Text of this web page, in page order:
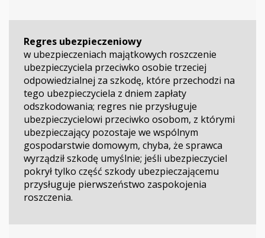
Regres ubezpieczeniowy
w ubezpieczeniach majątkowych roszczenie
ubezpieczyciela przeciwko osobie trzeciej
odpowiedzialnej za szkodę, które przechodzi na
tego ubezpieczyciela z dniem zapłaty
odszkodowania; regres nie przysługuje
ubezpieczycielowi przeciwko osobom, z którymi
ubezpieczający pozostaje we wspólnym
gospodarstwie domowym, chyba, że sprawca
wyrządził szkodę umyślnie; jeśli ubezpieczyciel
pokrył tylko część szkody ubezpieczającemu
przysługuje pierwszeństwo zaspokojenia
roszczenia.